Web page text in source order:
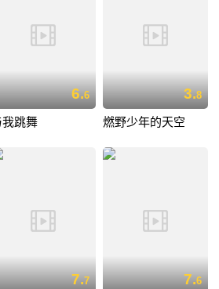
6.6
我跳舞
3.8
燃野少年的天空
7.7 7.6